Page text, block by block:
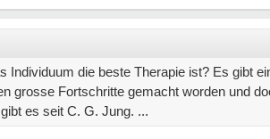
die beste Therapie ist? Es gibt
grosse Fortschritte gemacht worden und
es seit C. G. Jung. ...